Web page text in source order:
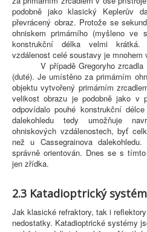
podobně jako klasický Keplerův
převrácený obraz. Protože se
ohniskem primárního (myšleno ve
konstrukční délka velmi krátká.
vzdálenost celé soustavy je mnohem
V případě Gregoryho
(duté). Je umístěno za primárním
objektu vytvořený primárním
velikost obrazu je podobně jako v
odpovídalo pouhé konstrukční
dalekohledu tedy umožňuje
ohniskových vzdálenostech, byť
než u Cassegrainova
správně orientován. Dnes se s
jen zřídka.
2.3 Katadioptrický systém
Jak klasické refraktory, tak i
nedostatky. Katadioptrické systémy